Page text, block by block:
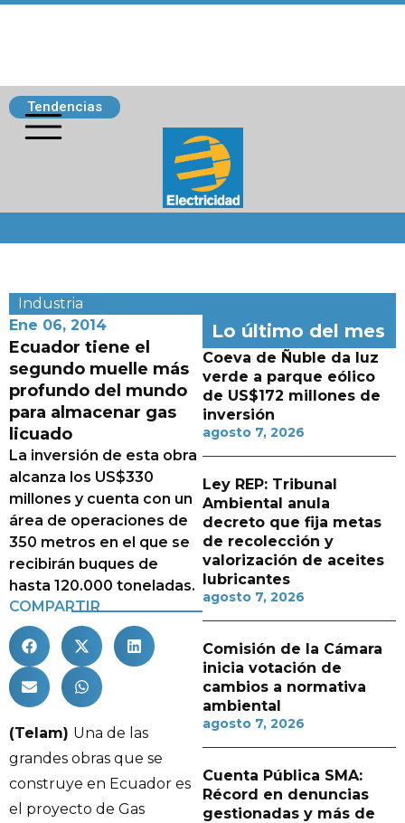
Tendencias
Industria
Ene 06, 2014
Ecuador tiene el
segundo muelle más
profundo del mundo
para almacenar gas
licuado
La inversión de esta obra
alcanza los US$330
millones y cuenta con un
área de operaciones de
350 metros en el que se
recibirán buques de
hasta 120.000 toneladas.
COMPARTIR
(Telam) Una de las
grandes obras que se
construye en Ecuador es
el proyecto de Gas
Lo último del mes
Coeva de Ñuble da luz
verde a parque eólico
de US$172 millones de
inversión
agosto 7, 2026
Ley REP: Tribunal
Ambiental anula
decreto que fija metas
de recolección y
valorización de aceites
lubricantes
agosto 7, 2026
Comisión de la Cámara
inicia votación de
cambios a normativa
ambiental
agosto 7, 2026
Cuenta Pública SMA:
Récord en denuncias
gestionadas y más de